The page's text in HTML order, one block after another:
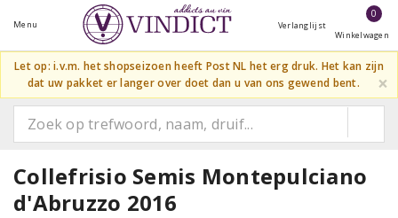
Menu Verlanglijst
0
Winkelwagen
Let op: i.v.m. het shopseizoen heeft Post NL het erg druk. Het kan zijn
dat uw pakket er langer over doet dan u van ons gewend bent.
×
Collefrisio Semis Montepulciano
d'Abruzzo 2016